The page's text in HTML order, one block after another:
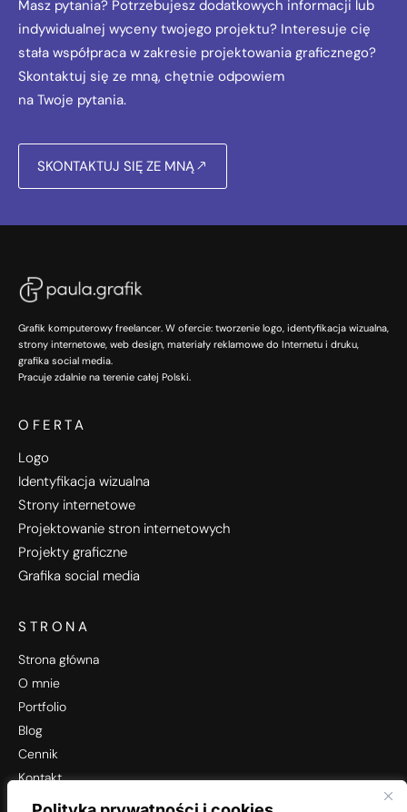
Masz pytania? Potrzebujesz dodatkowych informacji lub
indywidualnej wyceny twojego projektu? Interesuje cię
stała współpraca w zakresie projektowania graficznego?
Skontaktuj się ze mną, chętnie odpowiem
na Twoje pytania.
SKONTAKTUJ SIĘ ZE MNĄ
Grafik komputerowy freelancer. W ofercie: tworzenie logo, identyfikacja wizualna,
strony internetowe, web design, materiały reklamowe do Internetu i druku,
grafika social media.
Pracuje zdalnie na terenie całej Polski.
OFERTA
Logo
Identyfikacja wizualna
Strony internetowe
Projektowanie stron internetowych
Projekty graficzne
Grafika social media
STRONA
Strona główna
O mnie
Portfolio
Blog
Cennik
Kontakt